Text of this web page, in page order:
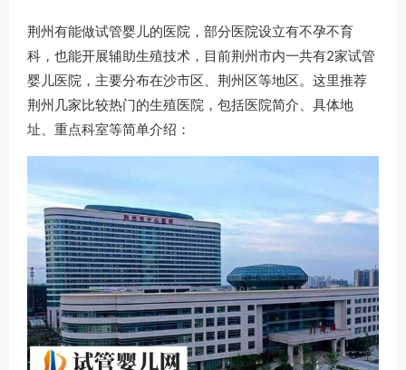
荆州有能做试管婴儿的医院，部分医院设立有不孕不育
科，也能开展辅助生殖技术，目前荆州市内一共有2家试管
婴儿医院，主要分布在沙市区、荆州区等地区。这里推荐
荆州几家比较热门的生殖医院，包括医院简介、具体地
址、重点科室等简单介绍：